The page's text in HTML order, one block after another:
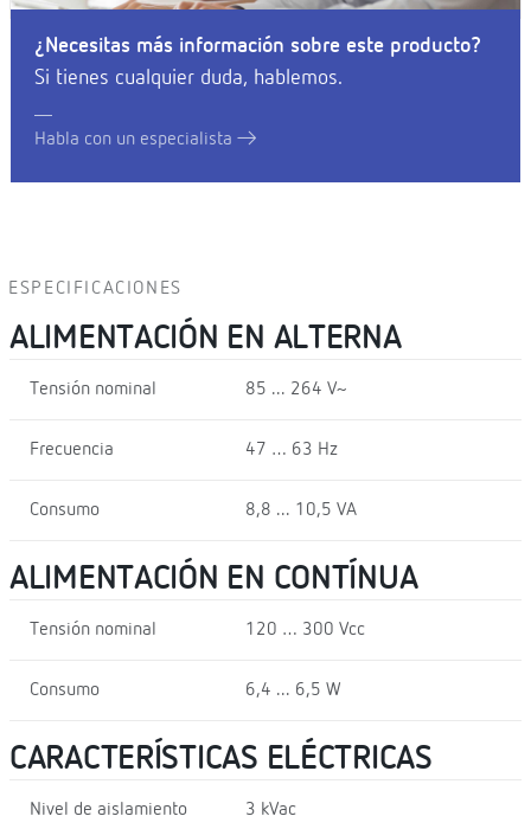
¿Necesitas más información sobre este producto?
Si tienes cualquier duda, hablemos.
Habla con un especialista
ESPECIFICACIONES
ALIMENTACIÓN EN ALTERNA
Tensión nominal 85 ... 264 V~
Frecuencia 47 … 63 Hz
Consumo 8,8 ... 10,5 VA
ALIMENTACIÓN EN CONTÍNUA
Tensión nominal 120 … 300 Vcc
Consumo 6,4 ... 6,5 W
CARACTERÍSTICAS ELÉCTRICAS
Nivel de aislamiento 3 kVac